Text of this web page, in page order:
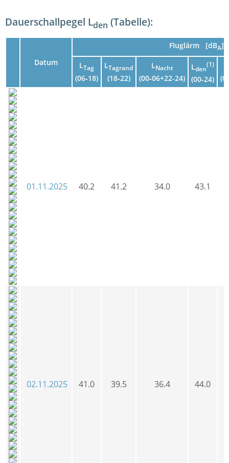
Dauerschallpegel Lden (Tabelle):
Datum
Fluglärm [dBA]
LTag
(06‑18)
LTagrand
(18‑22)
LNacht
(00‑06+22-24)
Lden
(1)
(00‑24)
01.11.2025 40.2 41.2 34.0 43.1
02.11.2025 41.0 39.5 36.4 44.0